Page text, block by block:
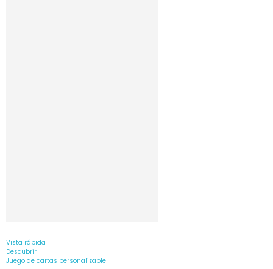
Vista rápida
Descubrir
Juego de cartas personalizable